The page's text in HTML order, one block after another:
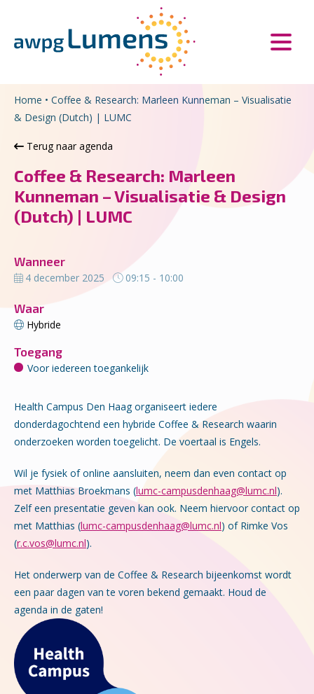
Home • Coffee & Research: Marleen Kunneman – Visualisatie
& Design (Dutch) | LUMC
Terug naar agenda
Coffee & Research: Marleen
Kunneman – Visualisatie & Design
(Dutch) | LUMC
Wanneer
4 december 2025 09:15 - 10:00
Waar
Hybride
Toegang
Voor iedereen toegankelijk
Health Campus Den Haag organiseert iedere
donderdagochtend een hybride Coffee & Research waarin
onderzoeken worden toegelicht. De voertaal is Engels.
Wil je fysiek of online aansluiten, neem dan even contact op
met Matthias Broekmans (lumc-campusdenhaag@lumc.nl).
Zelf een presentatie geven kan ook. Neem hiervoor contact op
met Matthias (lumc-campusdenhaag@lumc.nl) of Rimke Vos
(r.c.vos@lumc.nl).
Het onderwerp van de Coffee & Research bijeenkomst wordt
een paar dagen van te voren bekend gemaakt. Houd de
agenda in de gaten!